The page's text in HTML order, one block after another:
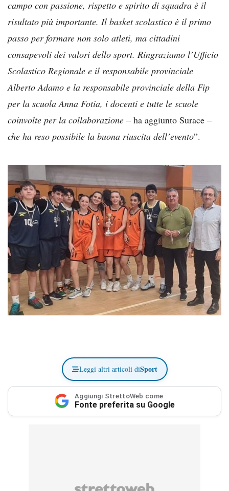
campo con passione, rispetto e spirito di squadra è il
risultato più importante. Il basket scolastico è il primo
passo per formare non solo atleti, ma cittadini
consapevoli dei valori dello sport. Ringraziamo l’Ufficio
Scolastico Regionale e il responsabile provinciale
Alberto Adamo e la responsabile provinciale della Fip
per la scuola Anna Fotia, i docenti e tutte le scuole
coinvolte per la collaborazione – ha aggiunto Surace –
che ha reso possibile la buona riuscita dell’evento”.
Leggi altri articoli diSport
Aggiungi StrettoWeb come
Fonte preferita su Google